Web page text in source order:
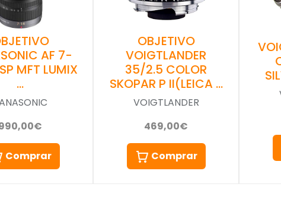
AF 7-
MFT LUMIX
…
Comprar
OBJETIVO
VOIGTLANDER
35/2.5 COLOR
SKOPAR P II(LEICA …
VOIGTLANDER
469,00€
Comprar